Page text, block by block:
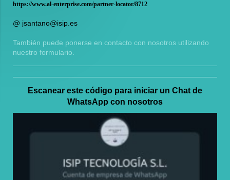
https://www.al-enterprise.com/partner-locator/8712
@ jsantano@isip.es
También puede ponerse en contacto con nosotros utilizando
nuestro formulario.
Escanear este código para iniciar un Chat de
WhatsApp con nosotros